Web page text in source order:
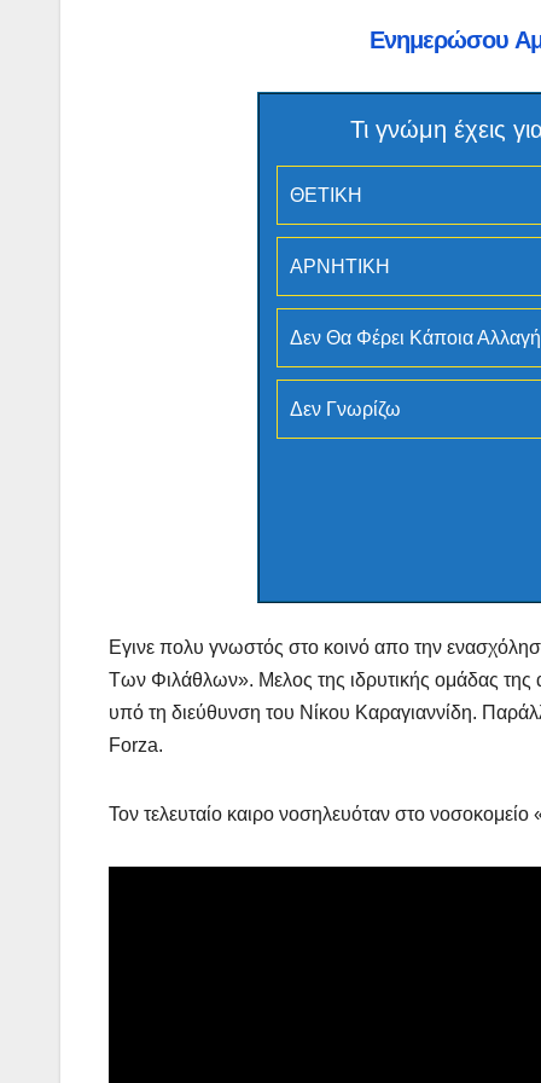
Ενημερώσου
Τι γνώμη έχεις
ΘΕΤΙΚΗ
ΑΡΝΗΤΙΚΗ
Δεν Θα Φέρει Κάποια Αλλαγή
Δεν Γνωρίζω
Εγινε πολυ γνωστός στο κοινό απο την
Των Φιλάθλων». Μελος της ιδρυτικής ομάδας
υπό τη διεύθυνση του Νίκου Καραγιαννίδη.
Forza.
Τον τελευταίο καιρο νοσηλευόταν στο